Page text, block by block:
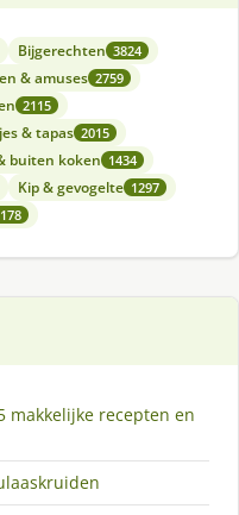
Bijgerechten 3824
& amuses 2759
2115
& tapas 2015
buiten koken 1434
Kip & gevogelte 1297
makkelijke recepten en